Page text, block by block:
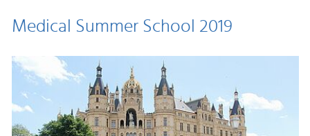
Medical Summer School 2019